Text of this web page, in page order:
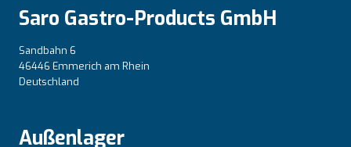
Saro Gastro-Products GmbH
Sandbahn 6
46446 Emmerich am Rhein
Deutschland
Außenlager